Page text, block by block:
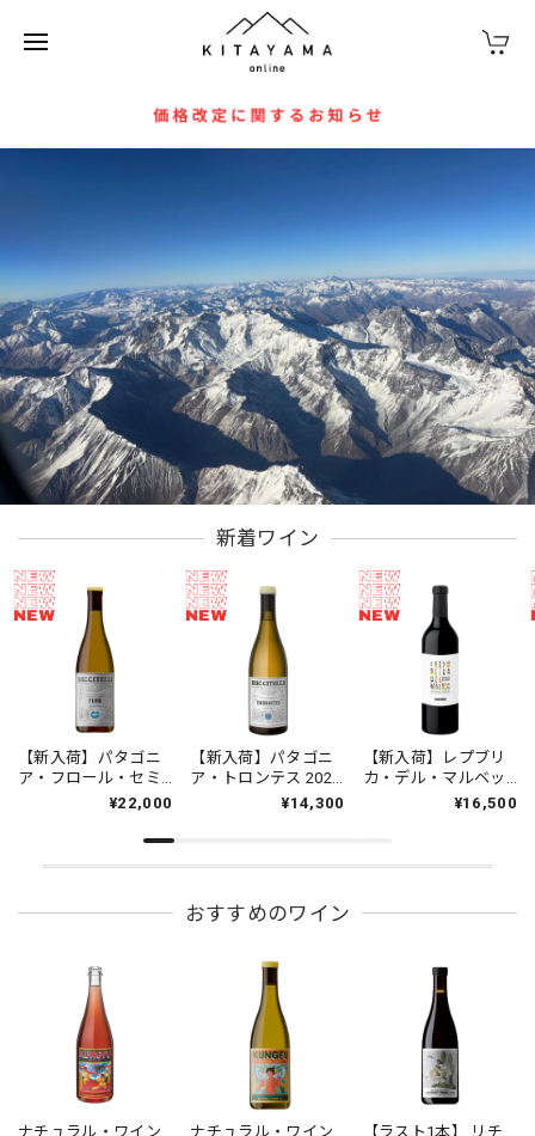
新着ワイン
【新入荷】パタゴニ
ア・フロール・セミ
ヨン 2022 リチッテ
¥22,000
【新入荷】パタゴニ
ア・トロンテス 2024
リチッテリ・ワイン
¥14,300
【新入荷】レプブリ
カ・デル・マルベッ
ク 2023 リチッテリ・
¥16,500
おすすめのワイン
ナチュラル・ワイン
ナチュラル・ワイン
【ラスト1本】 リチ